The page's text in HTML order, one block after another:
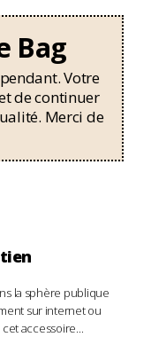
Bag
Votre
de continuer
Merci de
la sphère publique
sur internet ou
accessoire...